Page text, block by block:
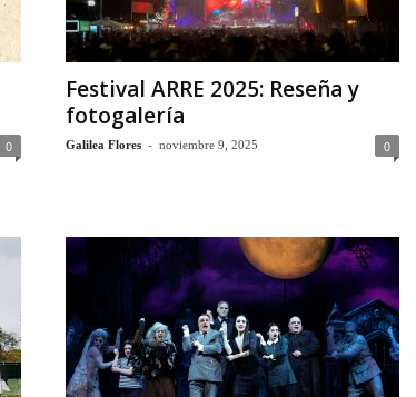
0
Festival ARRE 2025: Reseña y
fotogalería
Galilea Flores - noviembre 9, 2025 0